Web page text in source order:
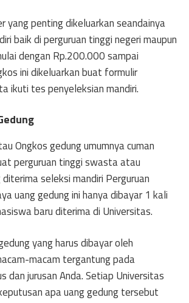
yang penting dikeluarkan seandainya
baik di perguruan tinggi negeri maupun
dengan Rp.200.000 sampai
ini dikeluarkan buat formulir
ikuti tes penyeleksian mandiri.
Ongkos gedung umumnya cuman
perguruan tinggi swasta atau
seleksi mandiri Perguruan
uang gedung ini hanya dibayar 1 kali
baru diterima di Universitas.
yang harus dibayar oleh
macam tergantung pada
dan jurusan Anda. Setiap Universitas
apa uang gedung tersebut